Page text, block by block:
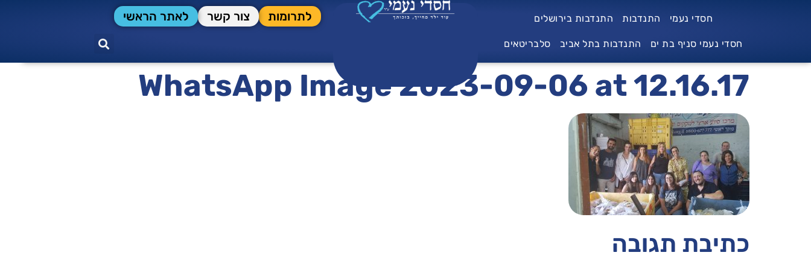
חסדי נעמי התנדבות התנדבות בירושלים
חסדי נעמי סניף בת ים התנדבות בתל אביב סלבריטאים
לתרומות צור קשר לאתר הראשי
WhatsApp Image 2023-09-06 at 12.16.17
כתיבת תגובה